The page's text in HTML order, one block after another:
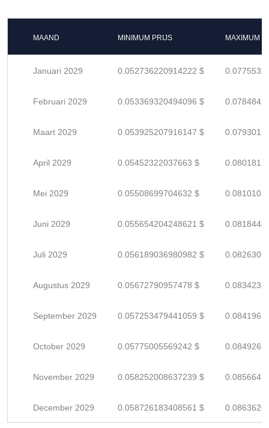
MAAND MINIMUM PRIJS MAXIMUM
Januari 2029 0.052736220914222 $
Februari 2029 0.053369320494096 $
Maart 2029 0.053925207916147 $
April 2029 0.05452322037663 $
Mei 2029 0.05508699704632 $
Juni 2029 0.055654204248621 $
Juli 2029 0.056189036980982 $
Augustus 2029 0.05672790957478 $
September 2029 0.057253479441059 $
October 2029 0.05775005569242 $
November 2029 0.058252008637239 $
December 2029 0.058726183408561 $